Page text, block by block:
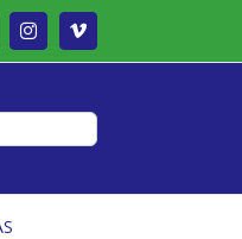
InstagramVimeo